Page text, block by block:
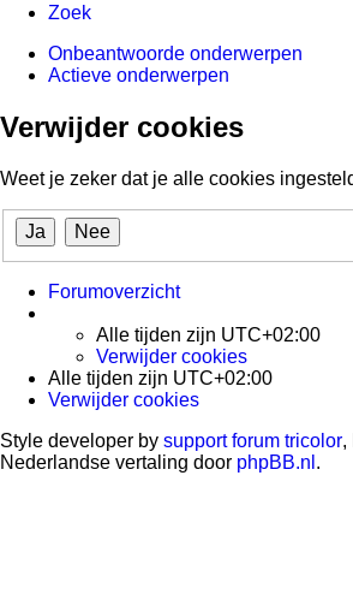
Zoek
Onbeantwoorde onderwerpen
Actieve onderwerpen
Verwijder cookies
Weet je zeker dat je alle cookies
Forumoverzicht
Alle tijden zijn UTC+02:00
Verwijder cookies
Alle tijden zijn UTC+02:00
Verwijder cookies
Style developer by support forum tricolor,
Nederlandse vertaling door phpBB.nl .